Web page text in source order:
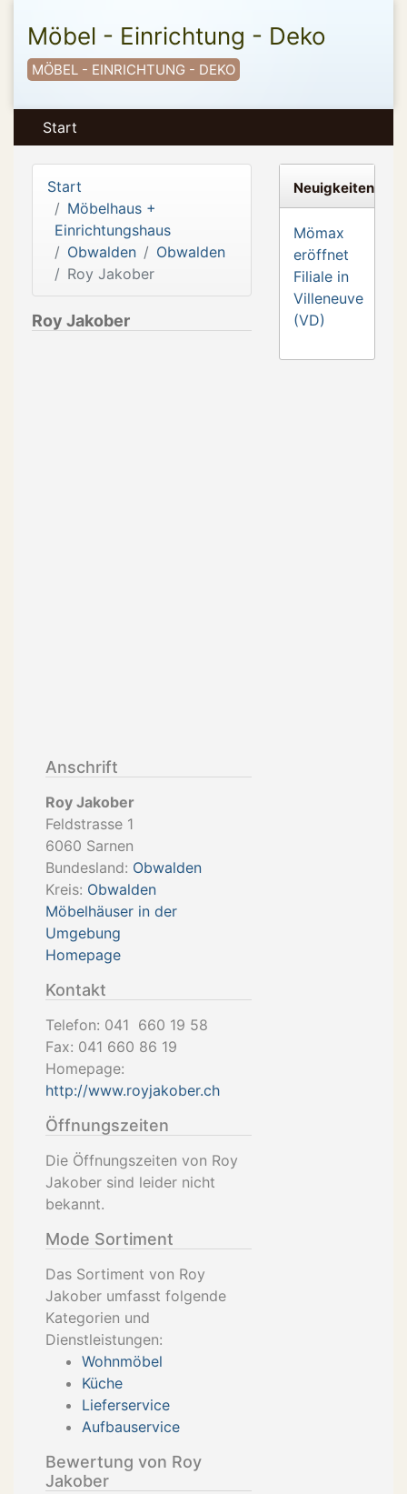
Möbel - Einrichtung - Deko
MÖBEL - EINRICHTUNG - DEKO
Start
Start
Möbelhaus +
Einrichtungshaus
Obwalden
Obwalden
Roy Jakober
Roy Jakober
Anschrift
Roy Jakober
Feldstrasse 1
6060 Sarnen
Bundesland: Obwalden
Kreis: Obwalden
Möbelhäuser in der
Umgebung
Homepage
Kontakt
Telefon: 041 660 19 58
Fax: 041 660 86 19
Homepage:
http://www.royjakober.ch
Öffnungszeiten
Die Öffnungszeiten von Roy
Jakober sind leider nicht
bekannt.
Mode Sortiment
Das Sortiment von Roy
Jakober umfasst folgende
Kategorien und
Dienstleistungen:
Wohnmöbel
Küche
Lieferservice
Aufbauservice
Bewertung von Roy
Jakober
Neuigkeiten
Mömax
eröffnet
Filiale in
Villeneuve
(VD)